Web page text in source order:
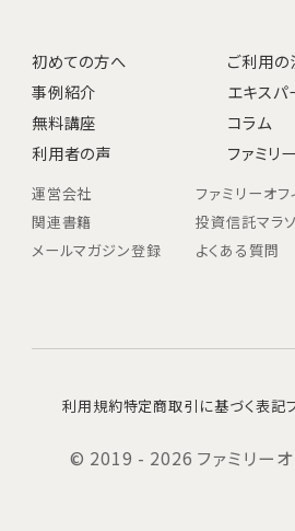
初めての方へ
ご利用の
事例紹介
エキスパ
無料講座
コラム
利用者の声
ファミリ
運営会社
ファミリーオフ
関連書籍
投資信託マラ
メールマガジン登録
よくある質問
利用規約特定商取引に基づく表記
© 2019 - 2026 ファミリーオ